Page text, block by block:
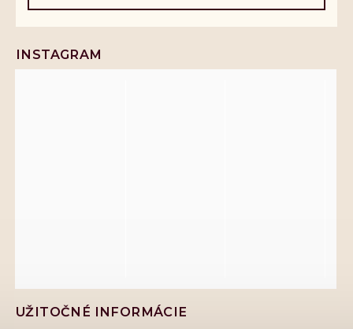
UŽITOČNÉ INFORMÁCIE
INSTAGRAM